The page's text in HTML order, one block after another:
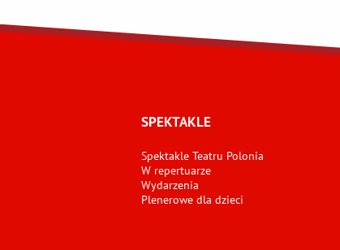
SPEKTAKLE
Spektakle Teatru Polonia
W repertuarze
Wydarzenia
Plenerowe dla dzieci